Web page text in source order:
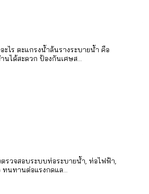
ะไร ตะแกรงน้ำล้นรางระบายน้ำ คือ
ได้สะดวก ป้องกันเศษส...
รวจสอบระบบท่อระบายน้ำ, ท่อไฟฟ้า,
ทนทานต่อแรงกดแล...